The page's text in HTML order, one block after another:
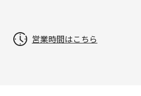
営業時間はこちら